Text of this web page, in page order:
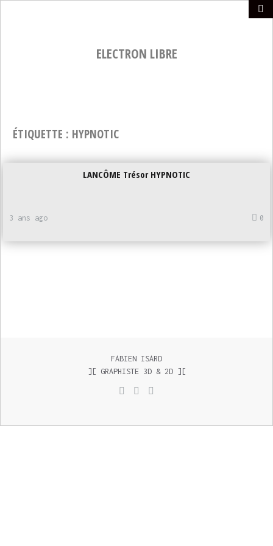
ELECTRON LIBRE
ÉTIQUETTE : HYPNOTIC
LANCÔME Trésor HYPNOTIC
0
3 ans ago
FABIEN ISARD
][ GRAPHISTE 3D & 2D ][